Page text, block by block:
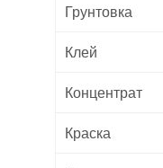
Грунтовка
Клей
Концентрат
Краска